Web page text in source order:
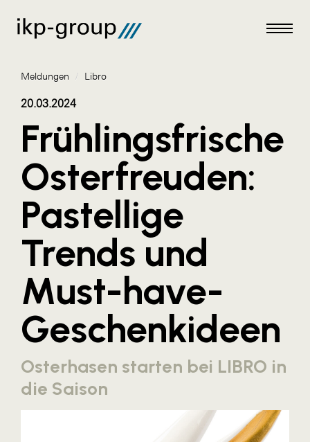
Meldungen
AKTUELLES
ACO
ALEX Krems
Amazon Web Services
Artweger
AustroCel Hallein
Blaguss
Cineplexx
Meldungen / Libro
20.03.2024
Frühlingsfrische
Osterfreuden:
Pastellige
Trends und
Must-have-
Geschenkideen
Osterhasen starten bei LIBRO in
die Saison